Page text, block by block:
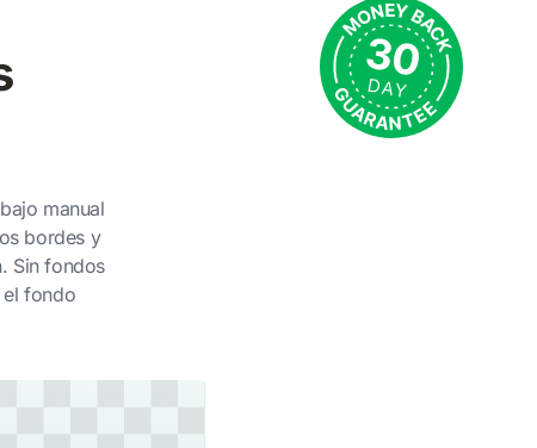
manual
bordes y
Sin fondos
el fondo